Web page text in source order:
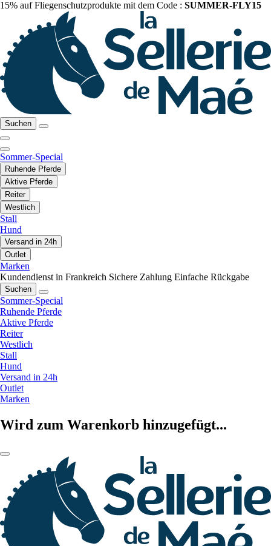
15% auf Fliegenschutzprodukte mit dem Code : SUMMER-FLY15
Suchen
Sommer-Special
Ruhende Pferde
Aktive Pferde
Reiter
Westlich
Stall
Hund
Versand in 24h
Outlet
Marken
Kundendienst in Frankreich Sichere Zahlung Einfache Rückgabe
Suchen
Sommer-Special
Ruhende Pferde
Aktive Pferde
Reiter
Westlich
Stall
Hund
Versand in 24h
Outlet
Marken
Wird zum Warenkorb hinzugefügt...